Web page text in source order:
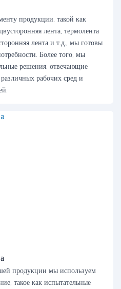
продукции, такой как
лента, термолента
лента и т.д., мы готовы
Более того, мы
решения, отвечающие
рабочих сред и
продукции мы используем
такое как испытательные